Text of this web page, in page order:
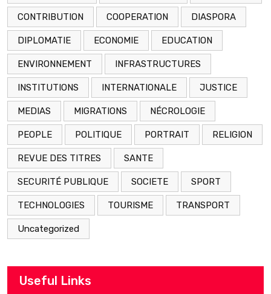
CONTRIBUTION COOPERATION DIASPORA
DIPLOMATIE ECONOMIE EDUCATION
ENVIRONNEMENT INFRASTRUCTURES
INSTITUTIONS INTERNATIONALE JUSTICE
MEDIAS MIGRATIONS NÉCROLOGIE
PEOPLE POLITIQUE PORTRAIT RELIGION
REVUE DES TITRES SANTE
SECURITÉ PUBLIQUE SOCIETE SPORT
TECHNOLOGIES TOURISME TRANSPORT
Uncategorized
Useful Links